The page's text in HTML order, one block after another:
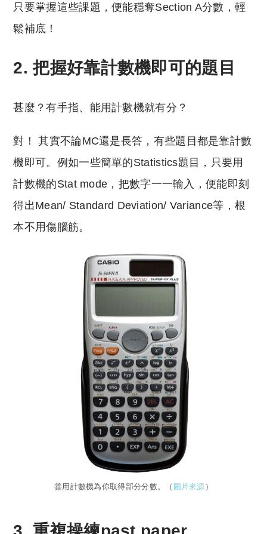
只要掌握這些課題，便能穩奪Section A分數，輕
鬆補底！
2. 把握好靠計數機即可的題目
甚麼？有手指、能用計數機就有分？
對！ 其實不論MC還是長答，有些題目都是靠計數
機即可。例如一些簡單的Statistics題目，只要用
計數機的Stat mode，把數字一一輸入，便能即刻
得出Mean/ Standard Deviation/ Variance等，根
本不用傷腦筋。
善用計數機為你取得部分分數。（ 圖片來源 ）